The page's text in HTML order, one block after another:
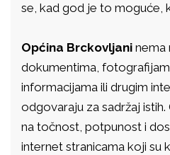
se, kad god je to moguće,
Općina Brckovljani nema
dokumentima,
informacijama ili drugim
odgovaraju za sadržaj
na točnost, potpunost i
internet stranicama koji su